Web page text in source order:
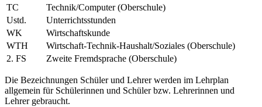
TC
Technik/Computer (Oberschule)
Ustd.
Unterrichtsstunden
WK
Wirtschaftskunde
WTH
Wirtschaft-Technik-Haushalt/Soziales (Oberschule)
2. FS
Zweite Fremdsprache (Oberschule)
Die Bezeichnungen Schüler und Lehrer werden im Lehrplan
allgemein für Schülerinnen und Schüler bzw. Lehrerinnen und
Lehrer gebraucht.